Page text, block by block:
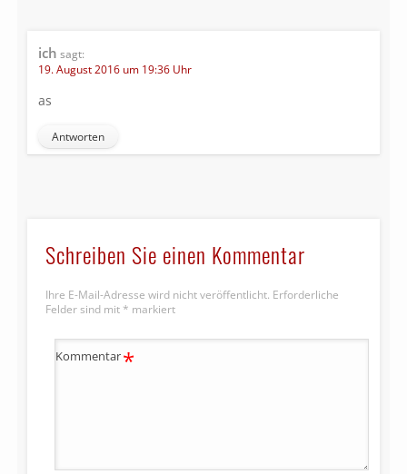
ich sagt:
19. August 2016 um 19:36 Uhr
as
Antworten
Schreiben Sie einen Kommentar
Ihre E-Mail-Adresse wird nicht veröffentlicht. Erforderliche
Felder sind mit * markiert
Kommentar*